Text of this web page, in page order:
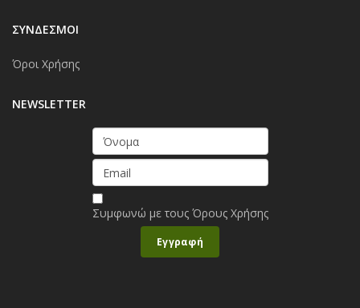
ΣΥΝΔΕΣΜΟΙ
Όροι Χρήσης
NEWSLETTER
Συμφωνώ με τους Όρους Χρήσης